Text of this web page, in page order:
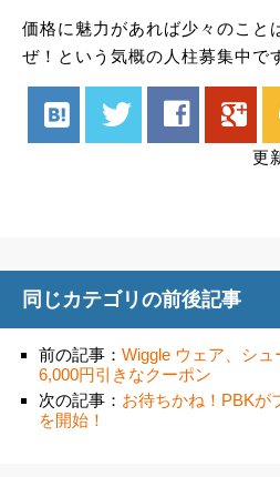
価格に魅力があれば少々のこと
ぜ！という気概の人柱募集中で
hatenabookmark twitter facebook google
更
同じカテゴリの前後記事
前の記事： Wiggle ウェア、シ
6,000円引きなクーポン
次の記事： お待ちかね！PBKが
を開始！